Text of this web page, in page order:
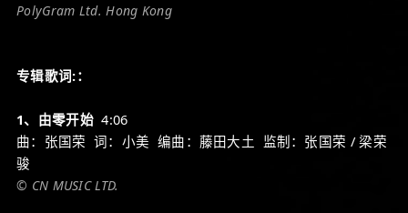
PolyGram Ltd. Hong Kong
专辑歌词:：
1、由零开始4:06
曲：张国荣 词：小美 编曲：藤田大土 监制：张国荣 / 梁荣
骏
© CN MUSIC LTD.